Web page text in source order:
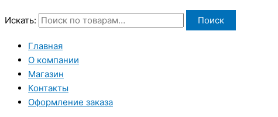
Искать: Поиск
Главная
О компании
Магазин
Контакты
Оформление заказа